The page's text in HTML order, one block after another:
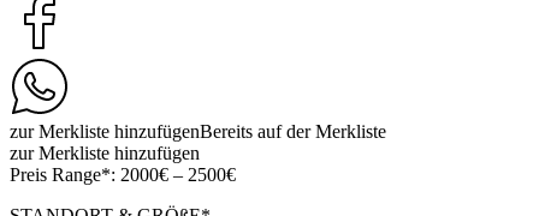
zur Merkliste hinzufügenBereits auf der Merkliste
zur Merkliste hinzufügen
Preis Range*: 2000€ – 2500€